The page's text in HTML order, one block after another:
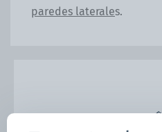
paredes laterales.